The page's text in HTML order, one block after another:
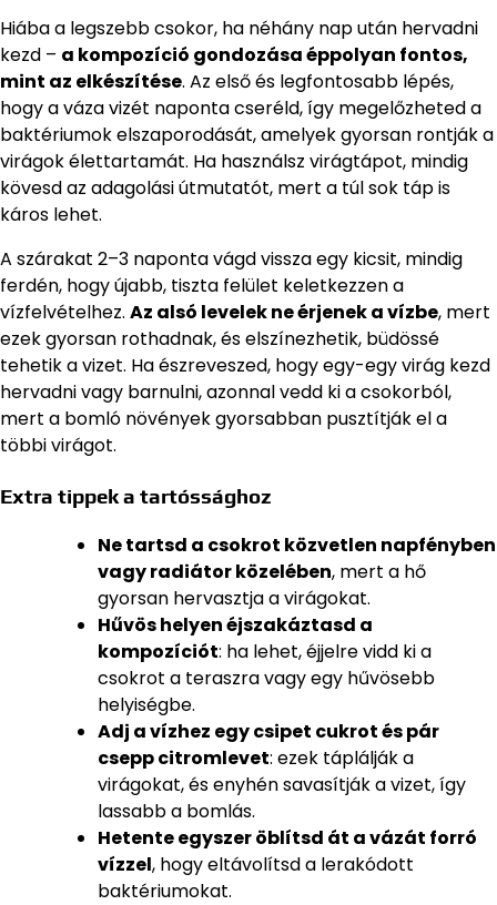
Hiába a legszebb csokor, ha néhány nap után hervadni
kezd – a kompozíció gondozása éppolyan fontos,
mint az elkészítése. Az első és legfontosabb lépés,
hogy a váza vizét naponta cseréld, így megelőzheted a
baktériumok elszaporodását, amelyek gyorsan rontják a
virágok élettartamát. Ha használsz virágtápot, mindig
kövesd az adagolási útmutatót, mert a túl sok táp is
káros lehet.
A szárakat 2–3 naponta vágd vissza egy kicsit, mindig
ferdén, hogy újabb, tiszta felület keletkezzen a
vízfelvételhez. Az alsó levelek ne érjenek a vízbe, mert
ezek gyorsan rothadnak, és elszínezhetik, büdössé
tehetik a vizet. Ha észreveszed, hogy egy-egy virág kezd
hervadni vagy barnulni, azonnal vedd ki a csokorból,
mert a bomló növények gyorsabban pusztítják el a
többi virágot.
Extra tippek a tartóssághoz
Ne tartsd a csokrot közvetlen napfényben
vagy radiátor közelében, mert a hő
gyorsan hervasztja a virágokat.
Hűvös helyen éjszakáztasd a
kompozíciót: ha lehet, éjjelre vidd ki a
csokrot a teraszra vagy egy hűvösebb
helyiségbe.
Adj a vízhez egy csipet cukrot és pár
csepp citromlevet: ezek táplálják a
virágokat, és enyhén savasítják a vizet, így
lassabb a bomlás.
Hetente egyszer öblítsd át a vázát forró
vízzel, hogy eltávolítsd a lerakódott
baktériumokat.